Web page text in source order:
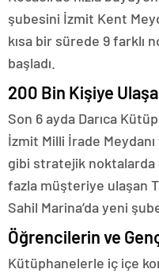
şubesini İzmit Kent
kısa bir sürede 9 farklı
başladı.
200 Bin Kişiye
Son 6 ayda Darıca
İzmit Milli İrade
gibi stratejik noktalarda
fazla müşteriye ulaşan
Sahil Marina’da yeni
Öğrencilerin ve
Kütüphanelerle iç içe